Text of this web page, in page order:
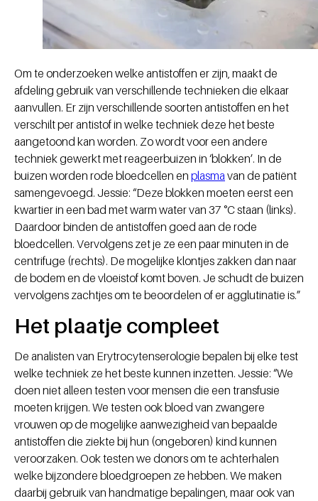
Om te onderzoeken welke antistoffen er zijn, maakt de
afdeling gebruik van verschillende technieken die elkaar
aanvullen. Er zijn verschillende soorten antistoffen en het
verschilt per antistof in welke techniek deze het beste
aangetoond kan worden. Zo wordt voor een andere
techniek gewerkt met reageerbuizen in ‘blokken’. In de
buizen worden rode bloedcellen en plasma van de patiënt
samengevoegd. Jessie: “Deze blokken moeten eerst een
kwartier in een bad met warm water van 37 °C staan (links).
Daardoor binden de antistoffen goed aan de rode
bloedcellen. Vervolgens zet je ze een paar minuten in de
centrifuge (rechts). De mogelijke klontjes zakken dan naar
de bodem en de vloeistof komt boven. Je schudt de buizen
vervolgens zachtjes om te beoordelen of er agglutinatie is.”
Het plaatje compleet
De analisten van Erytrocytenserologie bepalen bij elke test
welke techniek ze het beste kunnen inzetten. Jessie: “We
doen niet alleen testen voor mensen die een transfusie
moeten krijgen. We testen ook bloed van zwangere
vrouwen op de mogelijke aanwezigheid van bepaalde
antistoffen die ziekte bij hun (ongeboren) kind kunnen
veroorzaken. Ook testen we donors om te achterhalen
welke bijzondere bloedgroepen ze hebben. We maken
daarbij gebruik van handmatige bepalingen, maar ook van